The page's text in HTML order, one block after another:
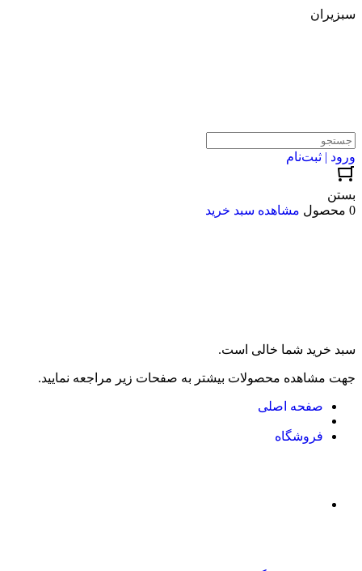
سبزیران
ورود | ثبت‌نام
بستن
0 محصول
مشاهده سبد خرید
سبد خرید شما خالی است.
جهت مشاهده محصولات بیشتر به صفحات زیر مراجعه نمایید.
صفحه اصلی
فروشگاه